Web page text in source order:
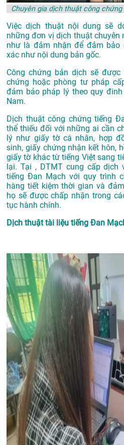
Chuyên gia dịch thuật công
Việc dịch thuật nội dung sẽ
những đơn vị dịch thuật chuyên
như là đảm nhận để đảm bảo
xác như nội dung bản gốc.
Công chứng bản dịch sẽ
chứng hoặc phòng tư pháp
đảm bảo pháp lý theo quy
Nam.
Dịch thuật công chứng tiếng
thể thiếu đối với những ai cần
lý như giấy tờ cá nhân, hợp
sinh, giấy chứng nhận kết hôn,
giấy tờ khác từ tiếng Việt sang
lại. Tại , DTMT cung cấp
tiếng Đan Mạch với quy trình
hàng tiết kiệm thời gian và
họ sẽ được chấp nhận trong
tục hành chính.
Dịch thuật tài liệu tiếng Đan